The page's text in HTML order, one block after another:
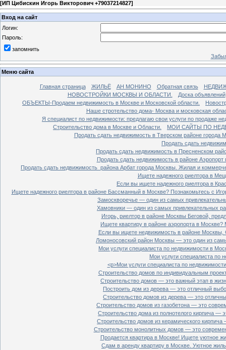
[ИП Цибискин Игорь Викторович +79037214827]
Вход на сайт
Логин:
Пароль:
запомнить
Меню сайта
Главная страница ЖИЛЬЁ АН МОНИНО Обратная связь
НОВОСТРОЙКИ МОСКВЫ И ОБЛАСТИ.
Доска объявлений
ОБЪЕКТЫ-Продаем недвижимость в Москве и Московской области.
Наше стротельство дома- Москва и московская
Я специалист по недвижимости: предлагаю свои услуги по продаже
Строительство дома в Москве и Области.
МОИ САЙТЫ ПО
Продать сдать недвижимость в Тверском районе города
Продать сдать
Продать сдать недвижимость в Пресненском
Продать сдать недвижимость в районе
Продать сдать недвижимость района Арбат города Москвы. Жилая и
Ищете надежного риелтора в
Если вы ищете надежного риелтора в
Ищете надежного риелтора в районе Бассманный в Москве? Познакомьтесь с
Замоскворечье — один из самых
Хамовники — один из самых привлекательных
Игорь, риелтор в районе Москвы Беговой,
Ищете квартиру в районе аэропорта в
Если вы ищете недвижимость в районе Москвы,
Ломоносовский район Москвы — это один из
Мои услуги специалиста по недвижимости в
Мои услуги специалиста по
<p>Мои услуги специалиста по
Строительство домов по индивидуальным
Строительство домов — это важный этап в
Построить дом из дерева — это отличный
Строительство домов из дерева — это
Строительство домов из газобетона — это
Строительство дома из полнотелого кирпича —
Строительство домов из керамического
Строительство монолитных домов — это
Продается квартира в Москве! Ищете уютное
Сдам в аренду квартиру в Москве. Уютное